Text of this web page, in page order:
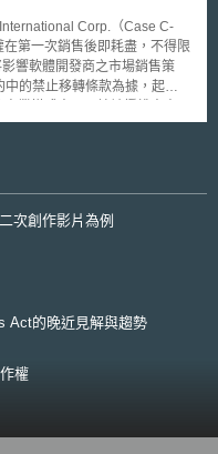
之目的或結果而已。三、在
於「產品」的定義，指出產品
），始能成為工業設計
其必須依賴手機等載體才能流
工業設計保護的「產品」。
應智慧財產權的國際趨勢，
越南的通知等下位階法規的狀
（https://www.tips.org.tw）」
護照測試，測試將在 五月十
機場都將安裝可以判讀電子護
作，電子護照才能發揮功效。
免簽證入境第二級認證，這意
與美國的護照判讀儀器相容。
Corp.（Case C-
第一次銷售後即耗盡，不得限
響軟體開發商之市場銷售策
使用，相關文件經公證後，
轉條款將無任何效力。在傳統
否隨之耗盡，則不無疑問。
；但同時也指出，如果原授權
開發商帶來負面影響，開發商
試從授權合約中處理，例如增
次創作影片為例
Act的晚近見解與趨勢
權